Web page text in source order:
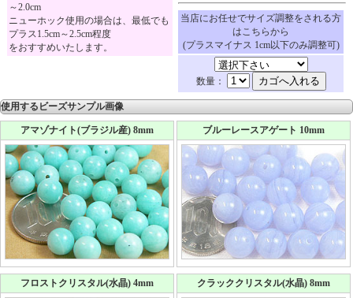
～2.0cm
ニューホック使用の場合は、最低でも
プラス1.5cm～2.5cm程度
をおすすめいたします。
当店にお任せでサイズ調整をされる方
はこちらから
(プラスマイナス 1cm以下のみ調整可)
数量：
使用するビーズサンプル画像
アマゾナイト(ブラジル産) 8mm ブルーレースアゲート 10mm
フロストクリスタル(水晶) 4mm クラッククリスタル(水晶) 8mm